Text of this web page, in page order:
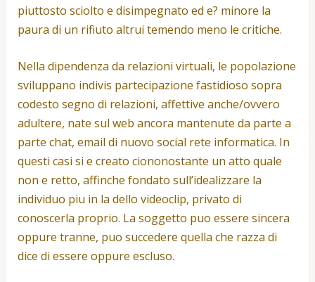
piuttosto sciolto e disimpegnato ed e? minore la
paura di un rifiuto altrui temendo meno le critiche.
Nella dipendenza da relazioni virtuali, le popolazione
sviluppano indivis partecipazione fastidioso sopra
codesto segno di relazioni, affettive anche/ovvero
adultere, nate sul web ancora mantenute da parte a
parte chat, email di nuovo social rete informatica. In
questi casi si e creato ciononostante un atto quale
non e retto, affinche fondato sull’idealizzare la
individuo piu in la dello videoclip, privato di
conoscerla proprio. La soggetto puo essere sincera
oppure tranne, puo succedere quella che razza di
dice di essere oppure escluso.